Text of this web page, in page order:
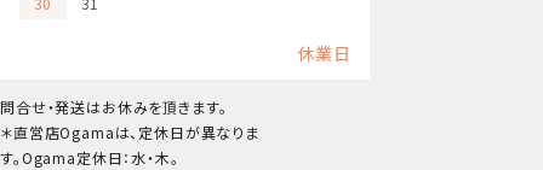
休業日
問合せ・発送はお休みを頂きます。
＊直営店Ogamaは、定休日が異なりま
す。Ogama定休日：水・木。